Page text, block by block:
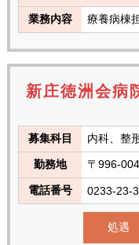
業務内容 療養病棟
新庄徳洲会病
募集科目 内科、整
勤務地 〒996-
電話番号 0233-23-
処遇